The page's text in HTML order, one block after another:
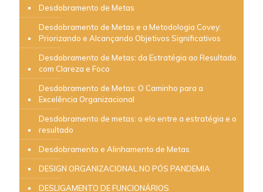
Desdobramento de Metas
Desdobramento de Metas e a Metodologia Covey:
Priorizando e Alcançando Objetivos Significativos
Desdobramento de Metas: da Estratégia ao Resultado
com Clareza e Foco
Desdobramento de Metas: O Caminho para a
Excelência Organizacional
Desdobramento de metas: o elo entre a estratégia e o
resultado
Desdobramento e Alinhamento de Metas
DESIGN ORGANIZACIONAL NO PÓS PANDEMIA
DESLIGAMENTO DE FUNCIONÁRIOS